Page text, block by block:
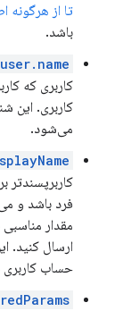
تا از
باشد.
user.name
کاربری که
کاربری. این
می‌شود.
کاربرپسندتر
فرد باشد و
مقدار
ارسال کنید.
حساب کاربری